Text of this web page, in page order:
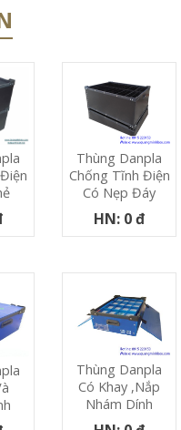
Thùng Danpla
Chống Tĩnh Điện
Có Nẹp Đáy
HN: 0 đ
Thùng Danpla
Có Khay ,nắp
Nhám Dính